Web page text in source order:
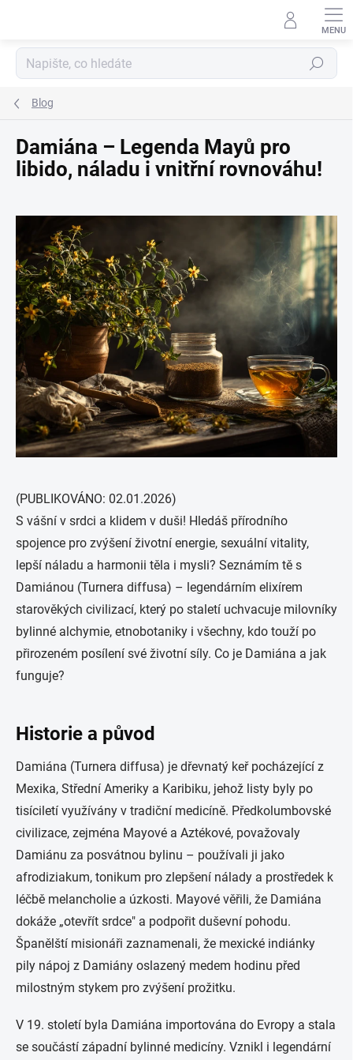
Hledat
Blog
Damiána – Legenda Mayů pro
libido, náladu i vnitřní rovnováhu!
(PUBLIKOVÁNO: 02.01.2026)
S vášní v srdci a klidem v duši! Hledáš přírodního
spojence pro zvýšení životní energie, sexuální vitality,
lepší náladu a harmonii těla i mysli? Seznámím tě s
Damiánou (Turnera diffusa) – legendárním elixírem
starověkých civilizací, který po staletí uchvacuje milovníky
bylinné alchymie, etnobotaniky i všechny, kdo touží po
přirozeném posílení své životní síly. Co je Damiána a jak
funguje?
Historie a původ
Damiána (Turnera diffusa) je dřevnatý keř pocházející z
Mexika, Střední Ameriky a Karibiku, jehož listy byly po
tisíciletí využívány v tradiční medicíně. Předkolumbovské
civilizace, zejména Mayové a Aztékové, považovaly
Damiánu za posvátnou bylinu – používali ji jako
afrodiziakum, tonikum pro zlepšení nálady a prostředek k
léčbě melancholie a úzkosti. Mayové věřili, že Damiána
dokáže „otevřít srdce" a podpořit duševní pohodu.
Španělští misionáři zaznamenali, že mexické indiánky
pily nápoj z Damiány oslazený medem hodinu před
milostným stykem pro zvýšení prožitku.
V 19. století byla Damiána importována do Evropy a stala
se součástí západní bylinné medicíny. Vznikl i legendární